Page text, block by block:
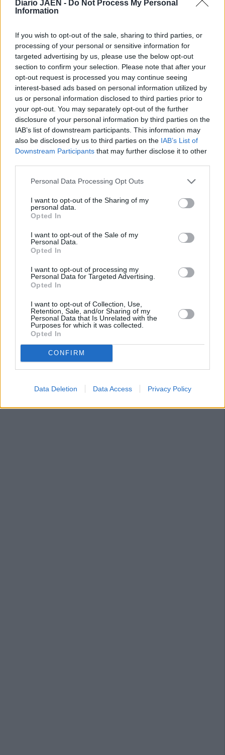
Diario JAÉN - Do Not Process My Personal
Information
If you wish to opt-out of the sale, sharing to third parties, or
processing of your personal or sensitive information for
targeted advertising by us, please use the below opt-out
section to confirm your selection. Please note that after your
opt-out request is processed you may continue seeing
interest-based ads based on personal information utilized by
us or personal information disclosed to third parties prior to
your opt-out. You may separately opt-out of the further
disclosure of your personal information by third parties on the
IAB’s list of downstream participants. This information may
also be disclosed by us to third parties on the IAB’s List of
Downstream Participants that may further disclose it to other
Personal Data Processing Opt Outs
I want to opt-out of the Sharing of my
personal data.
Opted In
I want to opt-out of the Sale of my
Personal Data.
Opted In
I want to opt-out of processing my
Personal Data for Targeted Advertising.
Opted In
I want to opt-out of Collection, Use,
Retention, Sale, and/or Sharing of my
Personal Data that Is Unrelated with the
Purposes for which it was collected.
Opted In
CONFIRM
Data Deletion Data Access Privacy Policy
complicidad entre los actores.
—Lo que más cuesta es ponerse de acuerdo en el tema y
podemos estar tres meses discutiendo, pero una vez que lo
tenemos, es mucho más fácil.
—¿Cuál es la clave para esta buena avenencia y que, en
estos más de treinta años, nunca haya cambiado la
formación?
—Ahora, cuando llevamos tantos años, nos lo preguntan
mucho. Primero, está el respeto y, además, nos van bien las
cosas, tenemos éxito, lo que hace que la balanza positiva
pese más. También hacemos unas pausas largas en verano,
en las que descansamos, y cada uno hace lo que quiere.
juntos.
—Cuando estrenaron Bits, dijeron que este sería el último
espectáculo de Tricicle. ¿Se lo han replanteado?
a los artistas se les puede creer poco cuando dicen que se
van. Desde el principio sabíamos que haríamos, al menos,
coincidirá con los 40 años de Tricicle. Después de eso, no
lo sé, ya estaremos jubilados.